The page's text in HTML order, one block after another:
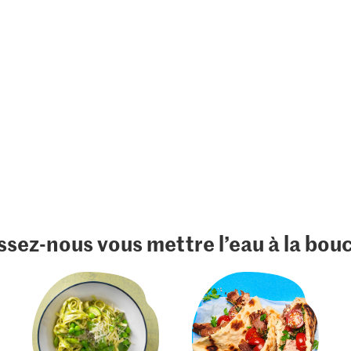
nous vous mettre l’eau à la